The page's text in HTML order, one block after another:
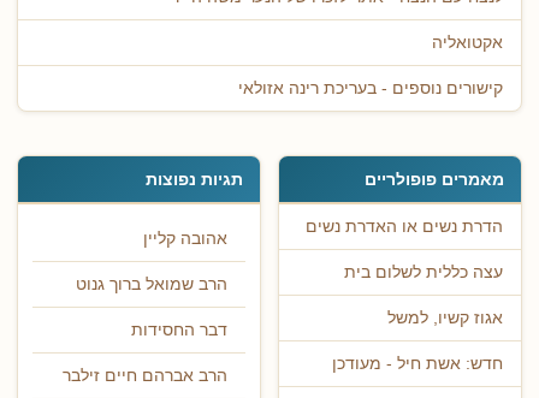
אקטואליה
קישורים נוספים - בעריכת רינה אזולאי
מאמרים פופולריים
הדרת נשים או האדרת נשים
עצה כללית לשלום בית
אגוז קשיו, למשל
חדש: אשת חיל - מעודכן
תגיות נפוצות
אהובה קליין
הרב שמואל ברוך גנוט
דבר החסידות
הרב אברהם חיים זילבר